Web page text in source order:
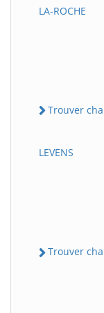
LA-ROCHE
Trouver
LEVENS
Trouver